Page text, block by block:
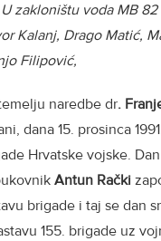
U zakloništu voda MB
Kalanj, Drago Matić,
Filipović,
naredbe dr.
dana 15. prosinca
Hrvatske vojske.
Antun Rački
brigade i taj se dan
155. brigade uz